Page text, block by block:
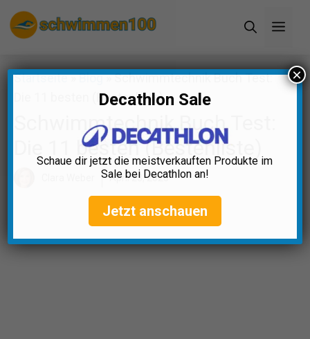
Zum
Inhalt
Startseite»Blog»Schwimmtechnik Buch Test:
Die 11 besten (Bestenliste)
Schwimmtechnik Buch Test:
Die 11 besten (Bestenliste)
April 23, 2025
Decathlon Sale
Schaue dir jetzt die meistverkauften Produkte im
Sale bei Decathlon an!
Jetzt anschauen
×